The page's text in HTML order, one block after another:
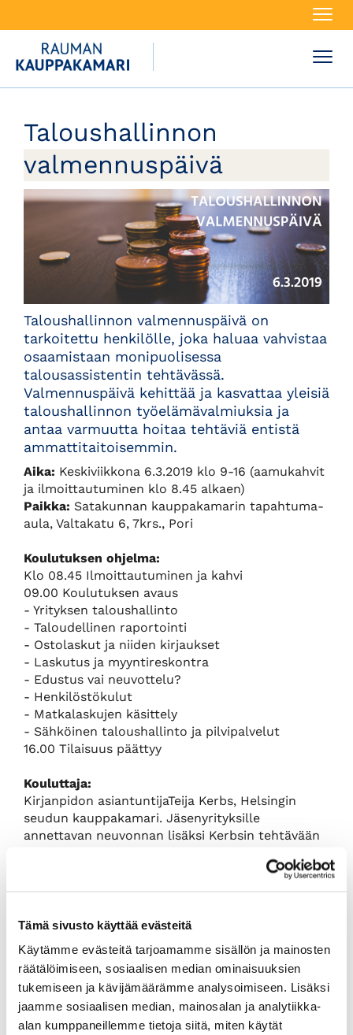
Tämä sivusto käyttää evästeitä
Käytämme evästeitä tarjoamamme sisällön ja mainosten
räätälöimiseen, sosiaalisen median ominaisuuksien
tukemiseen ja kävijämäärämme analysoimiseen. Lisäksi
jaamme sosiaalisen median, mainosalan ja analytiikka-
alan kumppaneillemme tietoja siitä, miten käytät
Taloushallinnon
valmennuspäivä
Taloushallinnon valmennuspäivä on
tarkoitettu henkilölle, joka haluaa vahvistaa
osaamistaan monipuolisessa
talousassistentin tehtävässä.
Valmennuspäivä kehittää ja kasvattaa yleisiä
taloushallinnon työelämävalmiuksia ja
antaa varmuutta hoitaa tehtäviä entistä
ammattitaitoisemmin.
Aika: Keskiviikkona 6.3.2019 klo 9-16 (aamukahvit
ja ilmoittautuminen klo 8.45 alkaen)
Paikka: Satakunnan kauppakamarin tapahtuma-
aula, Valtakatu 6, 7krs., Pori
Koulutuksen ohjelma:
Klo 08.45 Ilmoittautuminen ja kahvi
09.00 Koulutuksen avaus
- Yrityksen taloushallinto
- Taloudellinen raportointi
- Ostolaskut ja niiden kirjaukset
- Laskutus ja myyntireskontra
- Edustus vai neuvottelu?
- Henkilöstökulut
- Matkalaskujen käsittely
- Sähköinen taloushallinto ja pilvipalvelut
16.00 Tilaisuus päättyy
Kouluttaja:
Kirjanpidon asiantuntijaTeija Kerbs, Helsingin
seudun kauppakamari. Jäsenyrityksille
annettavan neuvonnan lisäksi Kerbsin tehtävään
osa-alueilla. Hänellä on pitkä ura erityyppisten
Kauppakamarin jäsenille hinta on 375 € + alv 24
aamukahvin, lounaan ja iltapäiväkahvin.
Ilmoittautuminen:
27.2.2018 mennessä tästä linkistä
Peruutusehdot:
Peruutukset korvauksetta viimeistään viikkoa